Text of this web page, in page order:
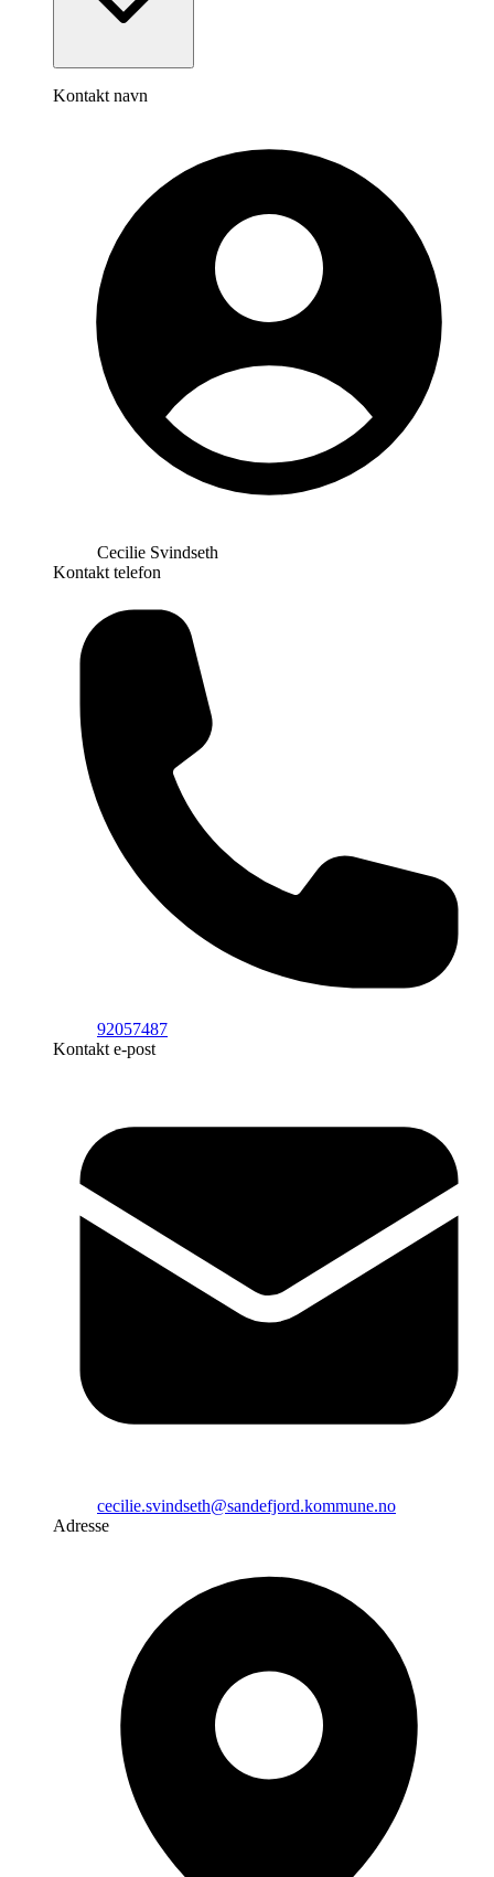
Kontakt navn
Cecilie Svindseth
Kontakt telefon
92057487
Kontakt e-post
cecilie.svindseth@sandefjord.kommune.no
Adresse